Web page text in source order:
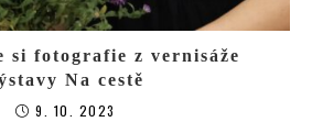
si fotografie z vernisáže
Na cestě
9. 10. 2023